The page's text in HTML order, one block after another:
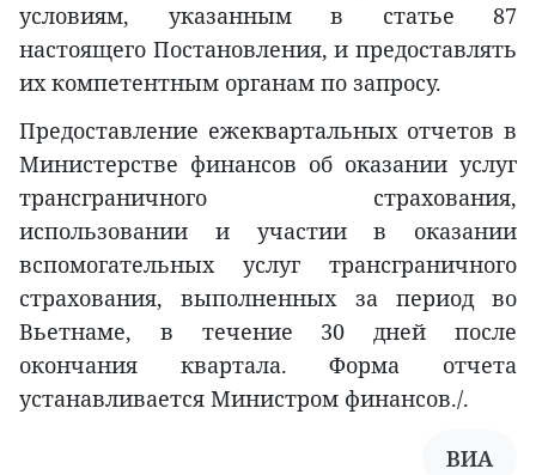
условиям, указанным в статье 87
настоящего Постановления, и предоставлять
их компетентным органам по запросу.
Предоставление ежеквартальных отчетов в
Министерстве финансов об оказании услуг
трансграничного страхования,
использовании и участии в оказании
вспомогательных услуг трансграничного
страхования, выполненных за период во
Вьетнаме, в течение 30 дней после
окончания квартала. Форма отчета
устанавливается Министром финансов./.
ВИА